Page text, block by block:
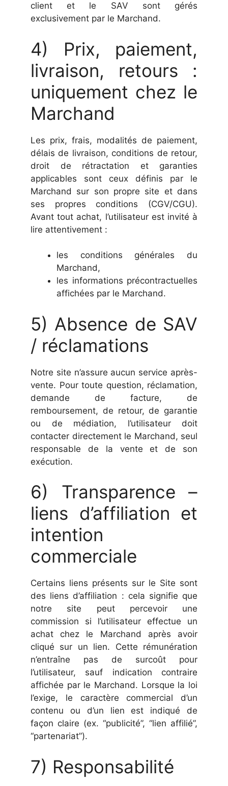
client et le SAV sont gérés
exclusivement par le Marchand.
4) Prix, paiement,
livraison, retours :
uniquement chez le
Marchand
Les prix, frais, modalités de paiement,
délais de livraison, conditions de retour,
droit de rétractation et garanties
applicables sont ceux définis par le
Marchand sur son propre site et dans
ses propres conditions (CGV/CGU).
Avant tout achat, l’utilisateur est invité à
lire attentivement :
les conditions générales du
Marchand,
les informations précontractuelles
affichées par le Marchand.
5) Absence de SAV
/ réclamations
Notre site n’assure aucun service après-
vente. Pour toute question, réclamation,
demande de facture, de
remboursement, de retour, de garantie
ou de médiation, l’utilisateur doit
contacter directement le Marchand, seul
responsable de la vente et de son
exécution.
6) Transparence –
liens d’affiliation et
intention
commerciale
Certains liens présents sur le Site sont
des liens d’affiliation : cela signifie que
notre site peut percevoir une
commission si l’utilisateur effectue un
achat chez le Marchand après avoir
cliqué sur un lien. Cette rémunération
n’entraîne pas de surcoût pour
l’utilisateur, sauf indication contraire
affichée par le Marchand. Lorsque la loi
l’exige, le caractère commercial d’un
contenu ou d’un lien est indiqué de
façon claire (ex. “publicité”, “lien affilié”,
“partenariat”).
7) Responsabilité